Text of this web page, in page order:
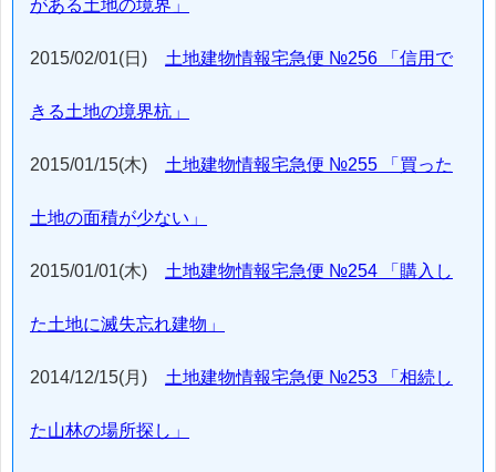
がある土地の境界」
2015/02/01(日) 土地建物情報宅急便 №256 「信用で
きる土地の境界杭」
2015/01/15(木) 土地建物情報宅急便 №255 「買った
土地の面積が少ない」
2015/01/01(木) 土地建物情報宅急便 №254 「購入し
た土地に滅失忘れ建物」
2014/12/15(月) 土地建物情報宅急便 №253 「相続し
た山林の場所探し」